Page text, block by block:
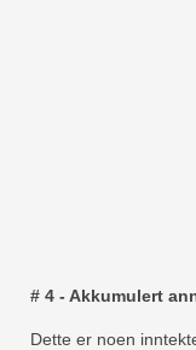
# 4 - Akkumulert
Dette er noen